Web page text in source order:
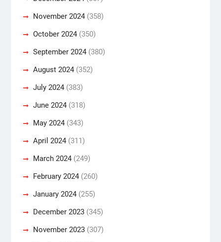
November 2024(358)
October 2024(350)
September 2024(380)
August 2024(352)
July 2024(383)
June 2024(318)
May 2024(343)
April 2024(311)
March 2024(249)
February 2024(260)
January 2024(255)
December 2023(345)
November 2023(307)